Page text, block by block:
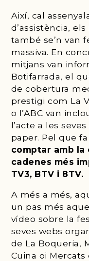
Així, cal
d’assistència,
també se’n van
massiva. En
mitjans van
Botifarrada, el
de cobertura
prestigi com La
o l’ABC van
l’acte a les
paper. Pel que
comptar amb
cadenes més
TV3, BTV i 8TV.
A més a més,
un pas més
vídeo sobre la
seves webs
de La Boqueria,
Cuina oi